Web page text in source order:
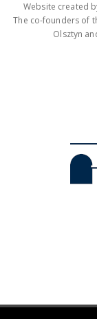
Website created
The co-founders of
Olsztyn